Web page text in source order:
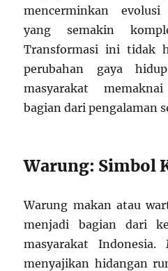
mencerminkan
yang semakin
Transformasi ini tidak
perubahan gaya
masyarakat
bagian dari pengalaman
Warung: Simbol
Warung makan atau
menjadi bagian dari
masyarakat
menyajikan hidangan